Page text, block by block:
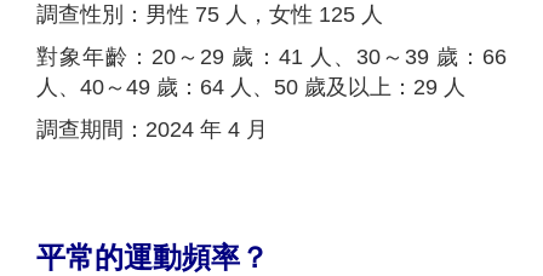
調查性別：男性 75 人，女性 125 人
對象年齡：20～29 歲：41 人、30～39 歲：66
人、40～49 歲：64 人、50 歲及以上：29 人
調查期間：2024 年 4 月
平常的運動頻率？